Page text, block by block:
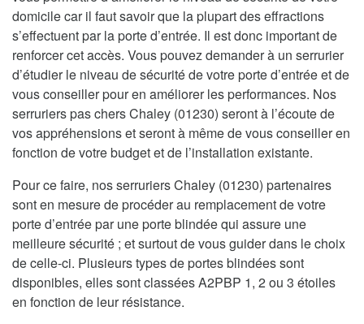
domicile car il faut savoir que la plupart des effractions
s’effectuent par la porte d’entrée. Il est donc important de
renforcer cet accès. Vous pouvez demander à un serrurier
d’étudier le niveau de sécurité de votre porte d’entrée et de
vous conseiller pour en améliorer les performances. Nos
serruriers pas chers Chaley (01230) seront à l’écoute de
vos appréhensions et seront à même de vous conseiller en
fonction de votre budget et de l’installation existante.
Pour ce faire, nos serruriers Chaley (01230) partenaires
sont en mesure de procéder au remplacement de votre
porte d’entrée par une porte blindée qui assure une
meilleure sécurité ; et surtout de vous guider dans le choix
de celle-ci. Plusieurs types de portes blindées sont
disponibles, elles sont classées A2PBP 1, 2 ou 3 étoiles
en fonction de leur résistance.